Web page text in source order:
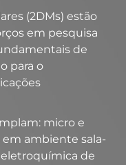
(2DMs) estão
em pesquisa
de
para o
micro e
ambiente sala-
eletroquímica de